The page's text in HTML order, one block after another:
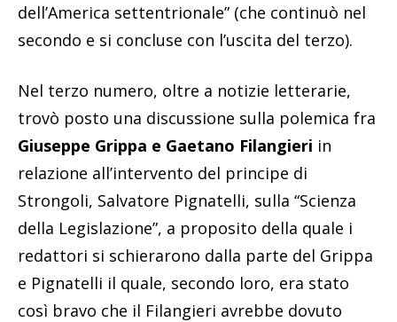
dell’America settentrionale” (che continuò nel
secondo e si concluse con l’uscita del terzo).
Nel terzo numero, oltre a notizie letterarie,
trovò posto una discussione sulla polemica fra
Giuseppe Grippa e Gaetano Filangieri in
relazione all’intervento del principe di
Strongoli, Salvatore Pignatelli, sulla “Scienza
della Legislazione”, a proposito della quale i
redattori si schierarono dalla parte del Grippa
e Pignatelli il quale, secondo loro, era stato
così bravo che il Filangieri avrebbe dovuto